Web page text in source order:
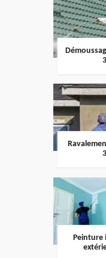
Peinture